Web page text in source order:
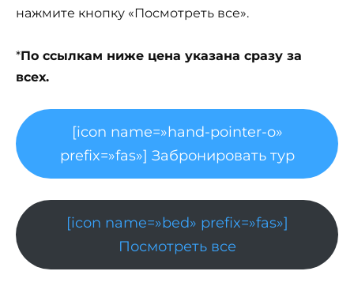
нажмите кнопку «Посмотреть все».
*По ссылкам ниже цена указана сразу за
всех.
[icon name=»hand-pointer-o»
prefix=»fas»] Забронировать тур
[icon name=»bed» prefix=»fas»]
Посмотреть все